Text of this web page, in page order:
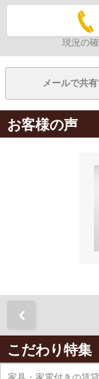
現況の
メールで共
お客様の声
こだわり特集